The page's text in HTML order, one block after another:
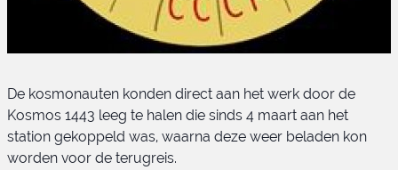
De kosmonauten konden direct aan het werk door de
Kosmos 1443 leeg te halen die sinds 4 maart aan het
station gekoppeld was, waarna deze weer beladen kon
worden voor de terugreis.